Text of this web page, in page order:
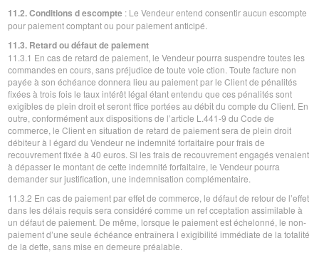
11.2. Conditions d escompte : Le Vendeur entend consentir aucun escompte
pour paiement comptant ou pour paiement anticipé.
11.3. Retard ou défaut de paiement
11.3.1 En cas de retard de paiement, le Vendeur pourra suspendre toutes les
commandes en cours, sans préjudice de toute voie ction. Toute facture non
payée à son échéance donnera lieu au paiement par le Client de pénalités
fixées à trois fois le taux intérêt légal étant entendu que ces pénalités sont
exigibles de plein droit et seront ffice portées au débit du compte du Client. En
outre, conformément aux dispositions de l’article L.441-9 du Code de
commerce, le Client en situation de retard de paiement sera de plein droit
débiteur à l égard du Vendeur ne indemnité forfaitaire pour frais de
recouvrement fixée à 40 euros. Si les frais de recouvrement engagés venaient
à dépasser le montant de cette indemnité forfaitaire, le Vendeur pourra
demander sur justification, une indemnisation complémentaire.
11.3.2 En cas de paiement par effet de commerce, le défaut de retour de l’effet
dans les délais requis sera considéré comme un ref cceptation assimilable à
un défaut de paiement. De même, lorsque le paiement est échelonné, le non-
paiement d’une seule échéance entraînera l exigibilité immédiate de la totalité
de la dette, sans mise en demeure préalable.